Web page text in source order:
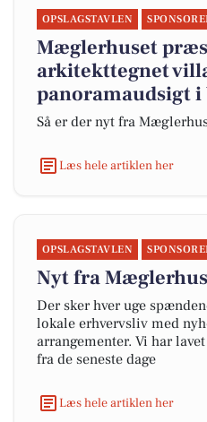
OPSLAGSTAVLEN
Mæglerhuset
arkitekttegnet
panoramaudsigt i
Så er der nyt fra
Læs hele artiklen her
OPSLAGSTAVLEN
Nyt fra
Der sker hver uge
lokale erhvervsliv med
arrangementer. Vi har
fra de seneste dage
Læs hele artiklen her